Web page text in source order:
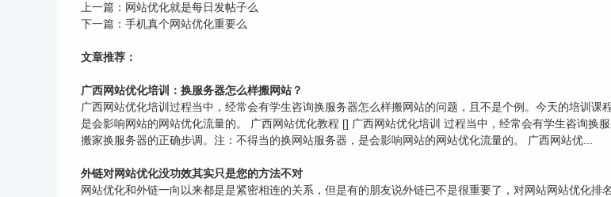
上一篇： 网站优化就是每日发帖子么
下一篇： 手机真个网站优化重要么
文章推荐：
广西网站优化培训：换服务器怎么样搬网站？
广西网站优化培训过程当中，经常会有学生咨询换服务器怎么样搬网站的问题，且不是个例。今天的培训
是会影响网站的网站优化流量的。 广西网站优化教程 [] 广西网站优化培训 过程当中，经常会有学生咨询换
搬家换服务器的正确步调。注：不得当的换网站服务器，是会影响网站的网站优化流量的。 广西网站优...
外链对网站优化没功效其实只是您的方法不对
网站优化和外链一向以来都是是紧密相连的关系，但是有的朋友说外链已不是很重要了，对网站网站优化排